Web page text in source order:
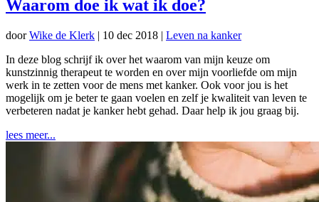
Waarom doe ik wat ik doe?
doorWike de Klerk | 10 dec 2018 | Leven na kanker
In deze blog schrijf ik over het waarom van mijn keuze om
kunstzinnig therapeut te worden en over mijn voorliefde om mijn
werk in te zetten voor de mens met kanker. Ook voor jou is het
mogelijk om je beter te gaan voelen en zelf je kwaliteit van leven te
verbeteren nadat je kanker hebt gehad. Daar help ik jou graag bij.
lees meer...